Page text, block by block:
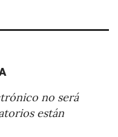
no será
están